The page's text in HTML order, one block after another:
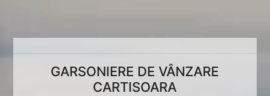
GARSONIERE DE VÂNZARE
CARTISOARA